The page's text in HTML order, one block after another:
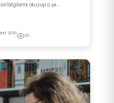
bilgilerini okuyup o şe...
2026 29